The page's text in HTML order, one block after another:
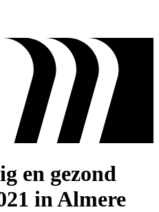
en gezond
in Almere